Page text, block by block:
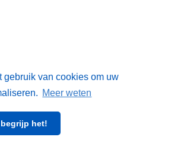
gebruik van cookies om uw
Meer weten
het!